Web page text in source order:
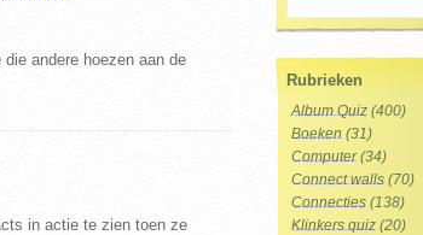
andere hoezen aan de
in actie te zien toen ze
Rubrieken
Album Quiz (400)
Boeken (31)
Computer(34)
Connect walls (70)
Connecties (138)
Klinkers quiz (20)